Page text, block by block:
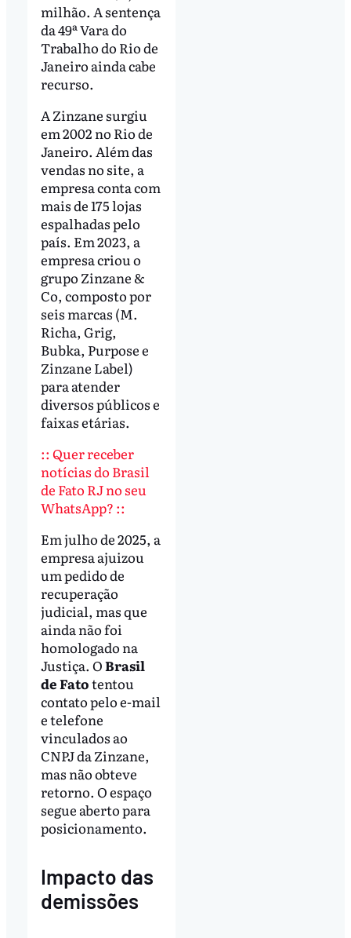
milhão. A sentença
da 49ª Vara do
Trabalho do Rio de
Janeiro ainda cabe
recurso.
A Zinzane surgiu
em 2002 no Rio de
Janeiro. Além das
vendas no site, a
empresa conta com
mais de 175 lojas
espalhadas pelo
país. Em 2023, a
empresa criou o
grupo Zinzane &
Co, composto por
seis marcas (M.
Richa, Grig,
Bubka, Purpose e
Zinzane Label)
para atender
diversos públicos e
faixas etárias.
:: Quer receber
notícias do Brasil
de Fato RJ no seu
WhatsApp? ::
Em julho de 2025, a
empresa ajuizou
um pedido de
recuperação
judicial, mas que
ainda não foi
homologado na
Justiça. OBrasil
de Fatotentou
contato pelo e-mail
e telefone
vinculados ao
CNPJ da Zinzane,
mas não obteve
retorno. O espaço
segue aberto para
posicionamento.
Impacto das
demissões